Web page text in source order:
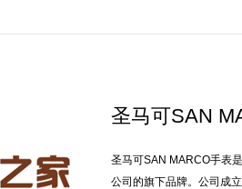
圣马可SAN
圣马可SAN MARCO手表
公司的旗下品牌。公司成